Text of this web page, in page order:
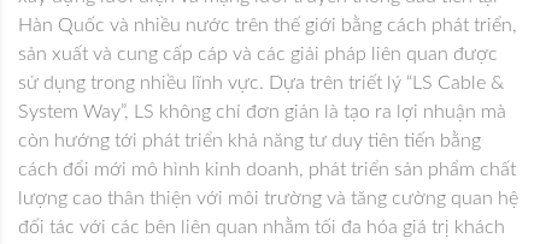
Hàn Quốc và nhiều nước trên thế giới bằng cách phát triển,
sản xuất và cung cấp cáp và các giải pháp liên quan được
sử dụng trong nhiều lĩnh vực. Dựa trên triết lý “LS Cable &
System Way”, LS không chỉ đơn giản là tạo ra lợi nhuận mà
còn hướng tới phát triển khả năng tư duy tiên tiến bằng
cách đổi mới mô hình kinh doanh, phát triển sản phẩm chất
lượng cao thân thiện với môi trường và tăng cường quan hệ
đối tác với các bên liên quan nhằm tối đa hóa giá trị khách